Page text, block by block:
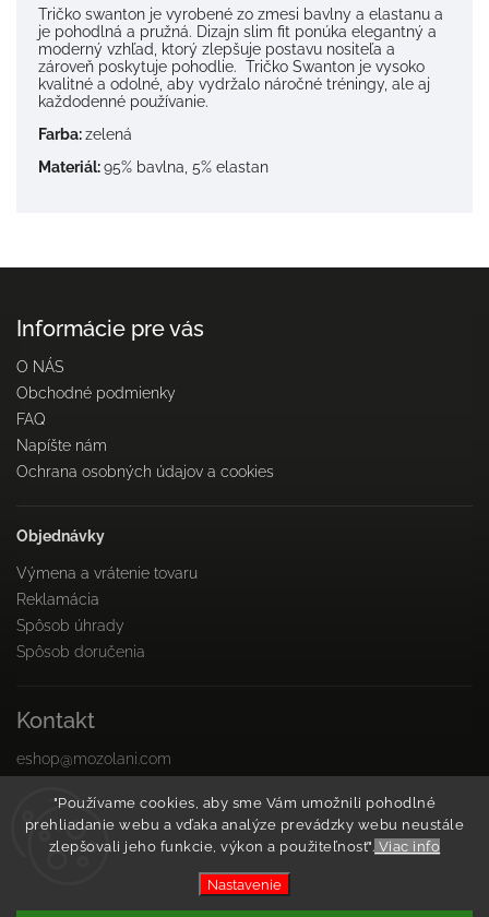
"Používame cookies, aby sme Vám umožnili pohodlné
prehliadanie webu a vďaka analýze prevádzky webu neustále
zlepšovali jeho funkcie, výkon a použiteľnosť". Viac info
Nastavenie
Tričko swanton je vyrobené zo zmesi bavlny a elastanu a
je pohodlná a pružná. Dizajn slim fit ponúka elegantný a
moderný vzhľad, ktorý zlepšuje postavu nositeľa a
zároveň poskytuje pohodlie. Tričko Swanton je vysoko
kvalitné a odolné, aby vydržalo náročné tréningy, ale aj
každodenné používanie.
Farba:zelená
Materiál:95% bavlna, 5% elastan
Informácie pre vás
O NÁS
Obchodné podmienky
FAQ
Napíšte nám
Ochrana osobných údajov a cookies
Objednávky
Výmena a vrátenie tovaru
Reklamácia
Spôsob úhrady
Spôsob doručenia
Kontakt
eshop@mozolani.com
PO-PIA 8:00 do 16:00
Facebook
Instagram